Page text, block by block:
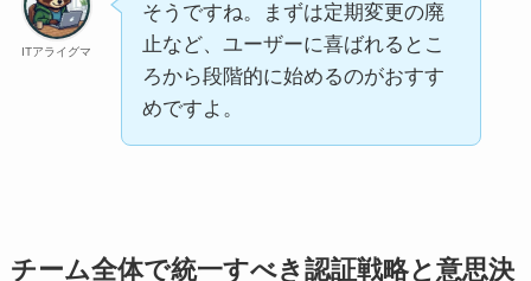
ITアライグマ
そうですね。まずは定期変更の廃
止など、ユーザーに喜ばれるとこ
ろから段階的に始めるのがおすす
めですよ。
チーム全体で統一すべき認証戦略と意思決